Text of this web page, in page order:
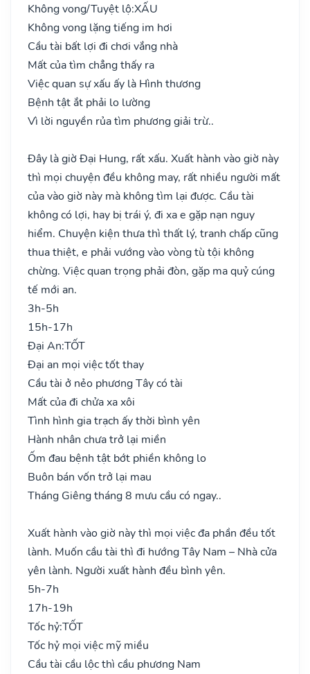
Không vong/Tuyệt lộ:XẤU
Không vong lặng tiếng im hơi
Cầu tài bất lợi đi chơi vắng nhà
Mất của tìm chẳng thấy ra
Việc quan sự xấu ấy là Hình thương
Bệnh tật ắt phải lo lường
Vì lời nguyền rủa tìm phương giải trừ..
Đây là giờ Đại Hung, rất xấu. Xuất hành vào giờ này
thì mọi chuyện đều không may, rất nhiều người mất
của vào giờ này mà không tìm lại được. Cầu tài
không có lợi, hay bị trái ý, đi xa e gặp nạn nguy
hiểm. Chuyện kiện thưa thì thất lý, tranh chấp cũng
thua thiệt, e phải vướng vào vòng tù tội không
chừng. Việc quan trọng phải đòn, gặp ma quỷ cúng
tế mới an.
3h-5h
15h-17h
Đại An:TỐT
Đại an mọi việc tốt thay
Cầu tài ở nẻo phương Tây có tài
Mất của đi chửa xa xôi
Tình hình gia trạch ấy thời bình yên
Hành nhân chưa trở lại miền
Ốm đau bệnh tật bớt phiền không lo
Buôn bán vốn trở lại mau
Tháng Giêng tháng 8 mưu cầu có ngay..
Xuất hành vào giờ này thì mọi việc đa phần đều tốt
lành. Muốn cầu tài thì đi hướng Tây Nam – Nhà cửa
yên lành. Người xuất hành đều bình yên.
5h-7h
17h-19h
Tốc hỷ:TỐT
Tốc hỷ mọi việc mỹ miều
Cầu tài cầu lộc thì cầu phương Nam